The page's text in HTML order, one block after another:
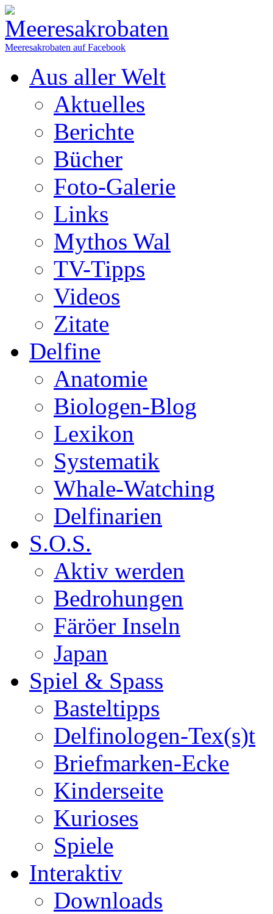
Meeresakrobaten auf Facebook
Aus aller Welt
Aktuelles
Berichte
Bücher
Foto-Galerie
Links
Mythos Wal
TV-Tipps
Videos
Zitate
Delfine
Anatomie
Biologen-Blog
Lexikon
Systematik
Whale-Watching
Delfinarien
S.O.S.
Aktiv werden
Bedrohungen
Färöer Inseln
Japan
Spiel & Spass
Basteltipps
Delfinologen-Tex(s)t
Briefmarken-Ecke
Kinderseite
Kurioses
Spiele
Interaktiv
Downloads